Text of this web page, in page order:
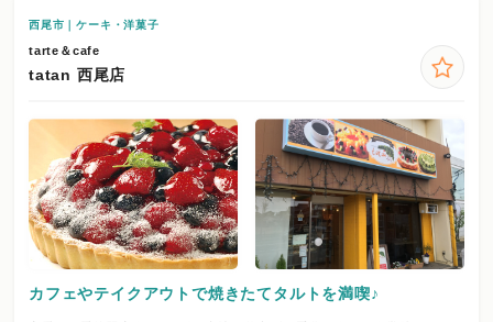
西尾市｜ケーキ・洋菓子
tarte＆cafe
tatan 西尾店
カフェやテイクアウトで焼きたてタルトを満喫♪